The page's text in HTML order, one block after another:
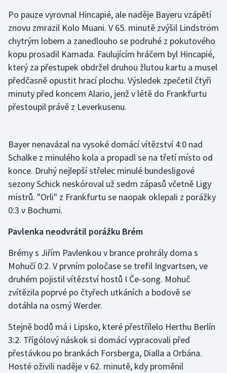
Ragby
Rychlobruslení
Rychlostní kanoistika
Short track
Stolní tenis
Veslování
Vodní slalom
Volejbal
Ostatní
Po pauze vyrovnal Hincapié, ale naděje Bayeru vzápětí
znovu zmrazil Kolo Muani. V 65. minutě zvýšil Lindström
chytrým lobem a zanedlouho se podruhé z pokutového
kopu prosadil Kamada. Faulujícím hráčem byl Hincapié,
který za přestupek obdržel druhou žlutou kartu a musel
předčasně opustit hrací plochu. Výsledek zpečetil čtyři
minuty před koncem Alario, jenž v létě do Frankfurtu
přestoupil právě z Leverkusenu.
Bayer nenavázal na vysoké domácí vítězství 4:0 nad
Schalke z minulého kola a propadl se na třetí místo od
konce. Druhý nejlepší střelec minulé bundesligové
sezony Schick neskóroval už sedm zápasů včetně Ligy
mistrů. "Orli" z Frankfurtu se naopak oklepali z porážky
0:3 v Bochumi.
Pavlenka neodvrátil porážku Brém
Brémy s Jiřím Pavlenkou v brance prohrály doma s
Mohučí 0:2. V prvním poločase se trefil Ingvartsen, ve
druhém pojistil vítězství hostů I Če-song. Mohuč
zvítězila poprvé po čtyřech utkáních a bodově se
dotáhla na osmý Werder.
Stejně bodů má i Lipsko, které přestřílelo Herthu Berlín
3:2. Třígólový náskok si domácí vypracovali před
přestávkou po brankách Forsberga, Dialla a Orbána.
Hosté oživili naděje v 62. minutě, kdy proměnil